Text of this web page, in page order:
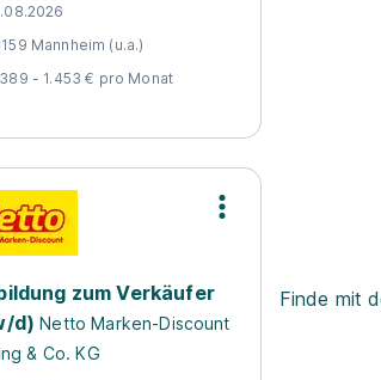
Mannheim (u.a.)
- 1.453 € pro Monat
zum Verkäufer
d) Netto Marken-Discount
& Co. KG
Finde mit